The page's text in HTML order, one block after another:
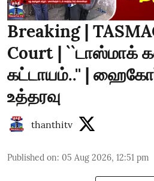
Breaking |
Court | ``டாஸ்மாக்
கட்டாயம்..'' |
உத்தரவு
thanthitv
Published on: 05 Aug 2026, 12:51 pm